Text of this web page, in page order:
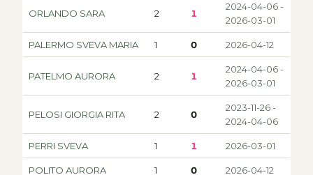
ORLANDO SARA 2 1
2024-04-06 -
2026-03-01
PALERMO SVEVA MARIA 1 0 2026-04-12
PATELMO AURORA 2 1
2024-04-06 -
2026-03-01
PELOSI GIORGIA RITA 2 0
2023-11-26 -
2024-04-06
PERRI SVEVA 1 1 2026-03-01
POLITO AURORA 1 0 2026-04-12